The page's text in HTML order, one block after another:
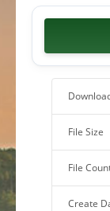
File Size
File
Create